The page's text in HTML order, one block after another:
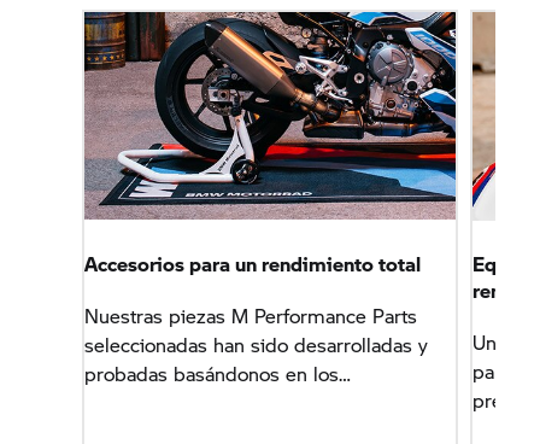
Accesorios para un rendimiento total
Nuestras piezas M Performance Parts
seleccionadas han sido desarrolladas y
probadas basándonos en los
Un
para